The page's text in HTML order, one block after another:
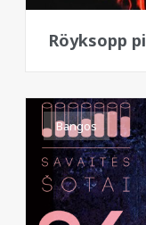
Röyksopp
Bangos